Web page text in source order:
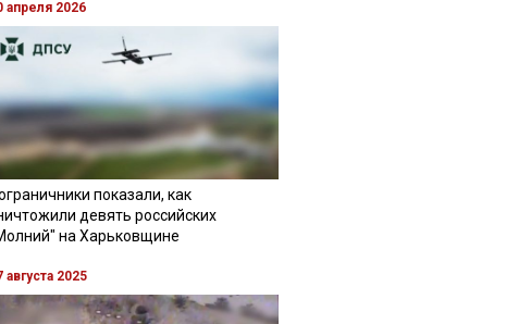
апреля 2026
показали, как
девять российских
на Харьковщине
августа 2025